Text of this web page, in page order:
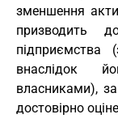
зменшення
призводить
підприємства
внаслідок
власниками),
достовірно